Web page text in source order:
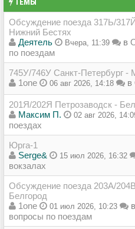
Обсуждение поезда 317Ь/
Нижний Бестях
Деятель
Вчера, 11:39 в
по поездам
745У/746У Санкт-Петербург -
1one
06 авг 2026, 14:18 в
201Я/202Я Петрозаводск -
Максим П.
02 авг 2026,
поездах
Юрга-1
Serge&
15 июл 2026, 16:32
вокзалах
Обсуждение поезда 203А/
Белгород
1one
01 июл 2026, 10:23 в
вопросы по поездам